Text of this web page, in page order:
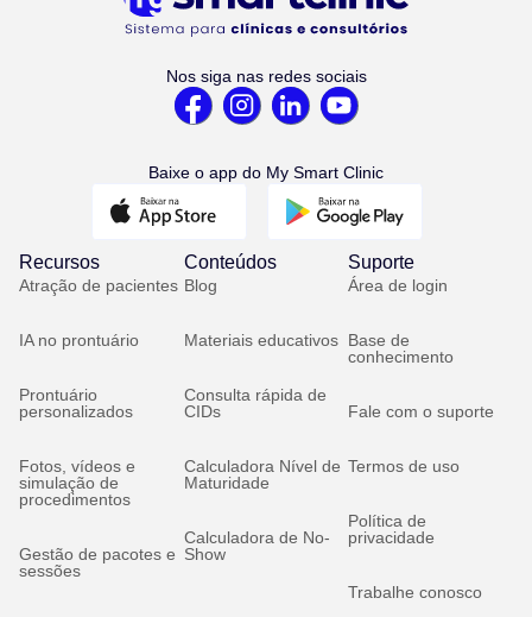
Nos siga nas redes sociais
Baixe o app do My Smart Clinic
Recursos
Atração de pacientes
IA no prontuário
Prontuário
personalizados
Fotos, vídeos e
simulação de
procedimentos
Gestão de pacotes e
sessões
Conteúdos
Blog
Materiais educativos
Consulta rápida de
CIDs
Calculadora Nível de
Maturidade
Calculadora de No-
Show
Suporte
Área de login
Base de
conhecimento
Fale com o suporte
Termos de uso
Política de
privacidade
Trabalhe conosco